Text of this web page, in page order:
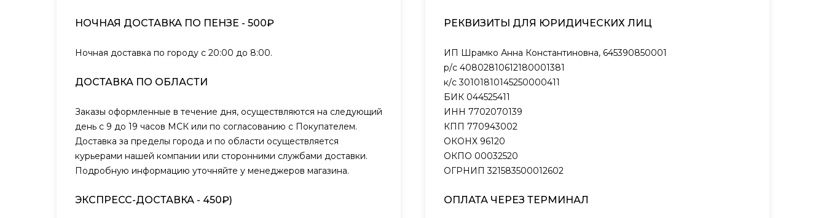
НОЧНАЯ ДОСТАВКА ПО ПЕНЗЕ - 500₽
Ночная доставка по городу с 20:00 до 8:00.
ДОСТАВКА ПО ОБЛАСТИ
Заказы оформленные в течение дня, осуществляются на следующий
день с 9 до 19 часов МСК или по согласованию с Покупателем.
Доставка за пределы города и по области осуществляется
курьерами нашей компании или сторонними службами доставки.
Подробную информацию уточняйте у менеджеров магазина.
ЭКСПРЕСС-ДОСТАВКА - 450₽)
РЕКВИЗИТЫ ДЛЯ ЮРИДИЧЕСКИХ ЛИЦ
ИП Шрамко Анна Константиновна, 645390850001
р/с 40802810612180001381
к/с 30101810145250000411
БИК 044525411
ИНН 7702070139
КПП 770943002
ОКОНХ 96120
ОКПО 00032520
ОГРНИП 321583500012602
ОПЛАТА ЧЕРЕЗ ТЕРМИНАЛ